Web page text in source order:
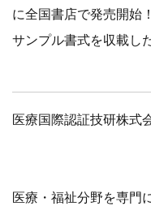
に全国書店で発売開始！
サンプル書式を収載し
医療国際認証技研株式
医療・福祉分野を専門